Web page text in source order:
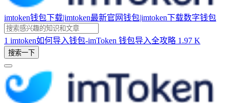
imtoken钱包下载|imtoken最新官网钱包|imtoken下载数字钱包
1 imtoken如何导入钱包-imToken 钱包导入全攻略 1.97 K
搜索一下